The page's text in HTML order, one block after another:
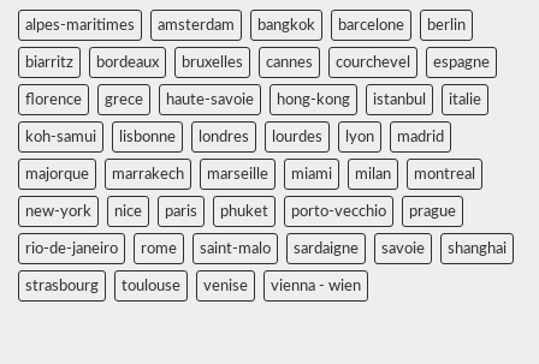
alpes-maritimes amsterdam bangkok barcelone berlin
biarritz bordeaux bruxelles cannes courchevel espagne
florence grece haute-savoie hong-kong istanbul italie
koh-samui lisbonne londres lourdes lyon madrid
majorque marrakech marseille miami milan montreal
new-york nice paris phuket porto-vecchio prague
rio-de-janeiro rome saint-malo sardaigne savoie shanghai
strasbourg toulouse venise vienna - wien